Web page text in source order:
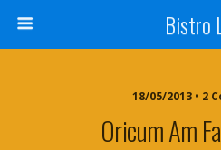
Bistro
18/05/2013 • 2
Oricum Am